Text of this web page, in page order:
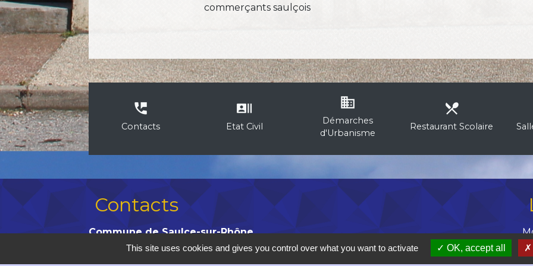
commerçants saulçois
perm_phone_msg
Contacts
recent_actors
Etat Civil
business
Démarches
d'Urbanisme
local_dining
Restaurant Scolaire
Contacts
Commune de Saulce-sur-Rhône
Hôtel de Ville - 12 avenue du Dauphiné
This site uses cookies and gives you control over what you want to activate OK, accept all